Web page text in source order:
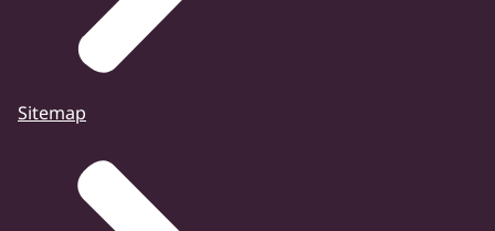
Sitemap